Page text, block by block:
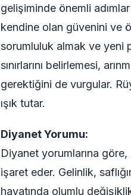
gelişiminde önemli
kendine olan güvenini ve
sorumluluk almak ve yeni
sınırlarını belirlemesi,
gerektiğini de vurgular.
ışık tutar.
Diyanet Yorumu:
Diyanet yorumlarına
işaret eder. Gelinlik,
hayatında olumlu